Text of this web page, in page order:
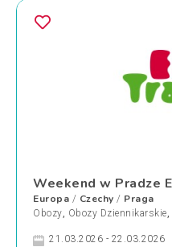
Weekend w Pradze
Europa / Czechy / Praga
Obozy, Obozy Dziennikarskie,
21.03.2026 - 22.03.2026